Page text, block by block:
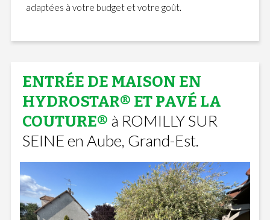
adaptées à votre budget et votre goût.
ENTRÉE DE MAISON EN
HYDROSTAR® ET PAVÉ LA
COUTURE® à ROMILLY SUR
SEINE en Aube, Grand-Est.